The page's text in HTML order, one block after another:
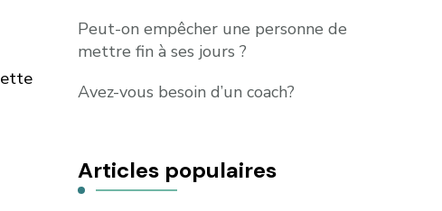
Peut-on empêcher une personne de
mettre fin à ses jours ?
Avez-vous besoin d’un coach?
Articles populaires